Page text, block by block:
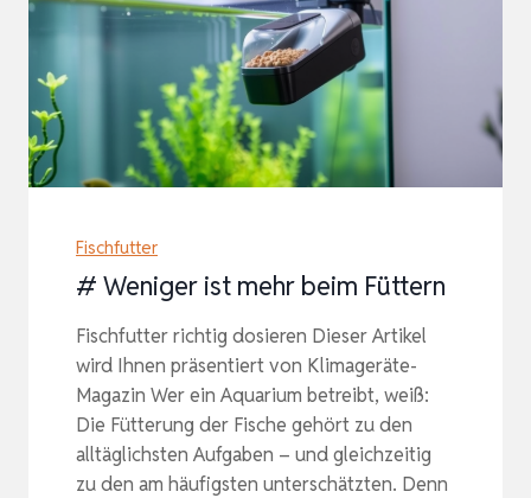
Fischfutter
# Weniger ist mehr beim Füttern
Fischfutter richtig dosieren Dieser Artikel
wird Ihnen präsentiert von Klimageräte-
Magazin Wer ein Aquarium betreibt, weiß:
Die Fütterung der Fische gehört zu den
alltäglichsten Aufgaben – und gleichzeitig
zu den am häufigsten unterschätzten. Denn